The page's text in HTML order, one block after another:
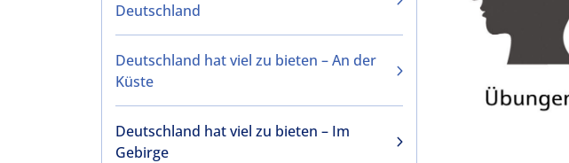
Deutschland
Deutschland hat viel zu bieten – An der
Küste
Deutschland hat viel zu bieten – Im
Gebirge